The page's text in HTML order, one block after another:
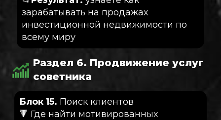
зарабатывать на продажах
инвестиционной недвижимости по
всему миру
Раздел 6. Продвижение услуг
советника
Блок 15. Поиск клиентов
🔻 Где найти мотивированных